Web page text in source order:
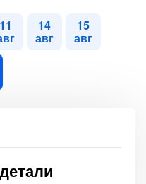
11 14
авг
15
авг